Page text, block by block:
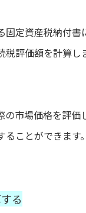
定資産税納付書
評価額を計算し
市場価格を評価
ことができます。
る